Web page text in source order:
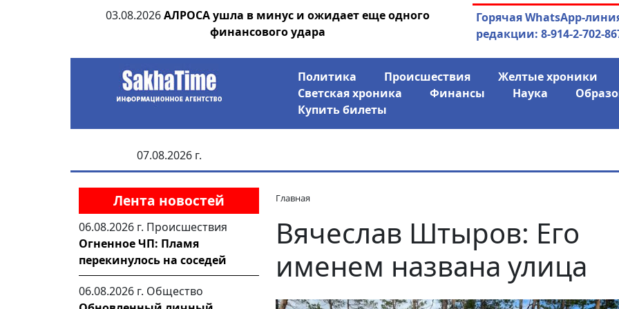
03.08.2026 АЛРОСА ушла в минус и ожидает еще одного
финансового удара
04.08.2026Маски
заявил о
Горячая WhatsApp-
редакции: 8-914-2-702-
Политика Происшествия Желтые хроники
Светская хроника
Финансы Наука
Купить билеты
07.08.2026 г.
Лента новостей
06.08.2026 г. Происшествия
Огненное ЧП: Пламя
перекинулось на соседей
06.08.2026 г. Общество
Главная
Вячеслав Штыров: Его
именем названа улица